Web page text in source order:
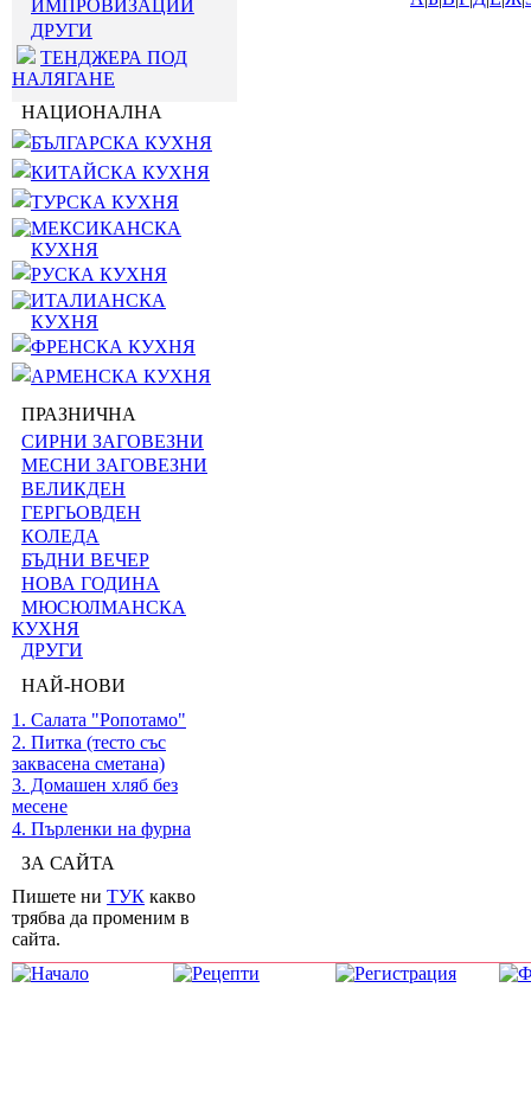
ИМПРОВИЗАЦИИ
ДРУГИ
ТЕНДЖЕРА ПОД
НАЛЯГАНЕ
НАЦИОНАЛНА
БЪЛГАРСКА КУХНЯ
КИТАЙСКА КУХНЯ
ТУРСКА КУХНЯ
МЕКСИКАНСКА
КУХНЯ
РУСКА КУХНЯ
ИТАЛИАНСКА
КУХНЯ
ФРЕНСКА КУХНЯ
АРМЕНСКА КУХНЯ
ПРАЗНИЧНА
СИРНИ ЗАГОВЕЗНИ
МЕСНИ ЗАГОВЕЗНИ
ВЕЛИКДЕН
ГЕРГЬОВДЕН
КОЛЕДА
БЪДНИ ВЕЧЕР
НОВА ГОДИНА
МЮСЮЛМАНСКА
КУХНЯ
ДРУГИ
НАЙ-НОВИ
1. Салата "Ропотамо"
2. Питка (тесто със
заквасена сметана)
3. Домашен хляб без
месене
4. Пърленки на фурна
ЗА САЙТА
Пишете ни ТУК какво
трябва да променим в
сайта.